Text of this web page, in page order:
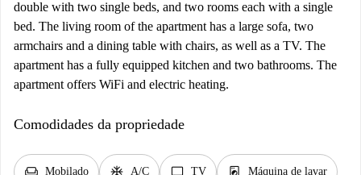
double with two single beds, and two rooms each with a single
bed. The living room of the apartment has a large sofa, two
armchairs and a dining table with chairs, as well as a TV. The
apartment has a fully equipped kitchen and two bathrooms. The
apartment offers WiFi and electric heating.
Comodidades da propriedade
Mobilado A/C TV Máquina de lavar